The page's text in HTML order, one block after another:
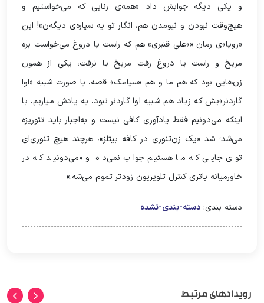
و یکی دیگه جوابش داد «همه‌ی زنایی که می‌خواستیم و
هیچ‌وقت نبودن و نیومدن هم، انگار تو یه سیاره‌ی دیگه‌ن»! این
«رویا»ی رمان «»علی قنبری» هم که راست یا دروغ می‌خواست بره
مریخ و راست یا دروغ رفت مریخ یا نرفت، یکی از همون
زن‌هایی بود که هم ما و هم «سیامک» قصه، با صورت شبیه «اوا
گاردنر»یش که زیاد هم شبیه اوا گاردنر نبود، به یادش میاریم، با
اینکه می‌دونیم فقط یادآوری کافی نیست و به‌اجبار باید تئوریزه
می‌شد؛ شد «یک زن‌تئوری در کافه بیتلز»، هرچند هیچ تئوری‌ای
توی جایی که ما هستیم جواب نمی‌ده و «می‌دونید که در
خاورمیانه باتری کنترل تلویزیون زودتر تموم می‌شه.»
دسته بندی:دسته-بندی-نشده
رویدادهای مرتبط